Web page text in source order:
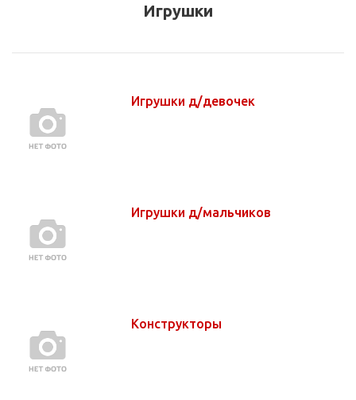
Игрушки
Игрушки д/девочек
Игрушки д/мальчиков
Конструкторы